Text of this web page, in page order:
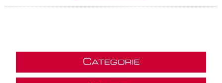
CATEGORIE